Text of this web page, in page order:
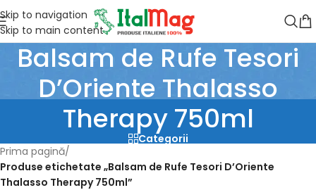
Skip to navigation
Skip to main content
Balsam de Rufe Tesori
D’Oriente Thalasso
Therapy 750ml
Categorii
Prima pagină/
Produse etichetate „Balsam de Rufe Tesori D’Oriente
Thalasso Therapy 750ml”